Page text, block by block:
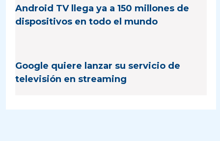
Android TV llega ya a 150 millones de
dispositivos en todo el mundo
Google quiere lanzar su servicio de
televisión en streaming